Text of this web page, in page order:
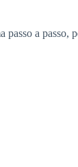
passo a passo,